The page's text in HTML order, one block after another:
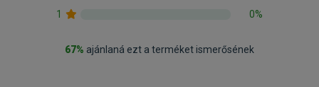
1
0%
67% ajánlaná ezt a terméket ismerősének